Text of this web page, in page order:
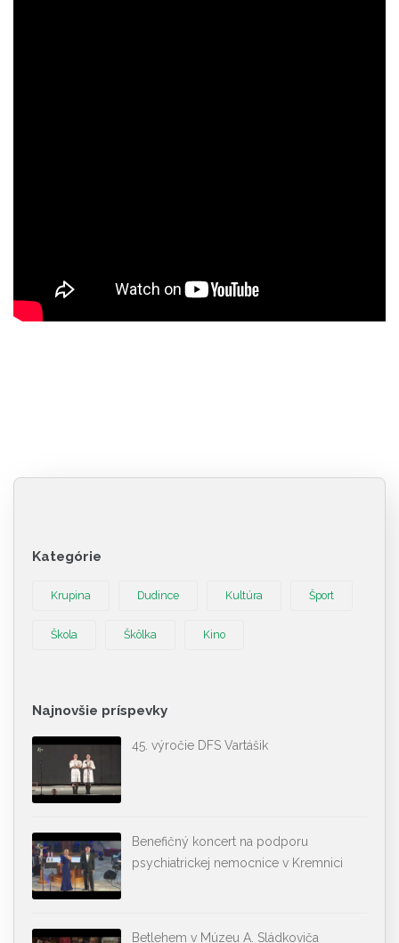
Kategórie
Krupina Dudince Kultúra Šport
Škola Škôlka Kino
Najnovšie príspevky
45. výročie DFS Vartášik
Benefičný koncert na podporu
psychiatrickej nemocnice v Kremnici
Betlehem v Múzeu A. Sládkoviča